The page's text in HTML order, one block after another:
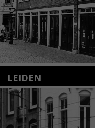
LEIDEN
Nieuwstraat 35
2312 KA Leiden
+31(0)71 – 52 84 480
info@kunsthuisleiden.nl